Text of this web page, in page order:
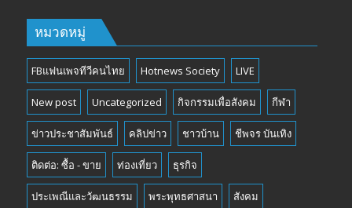
หมวดหมู่
FBแฟนเพจทีวีคนไทย Hotnews Society LIVE
New post Uncategorized กิจกรรมเพื่อสังคม กีฬา
ข่าวประชาสัมพันธ์ คลิปข่าว ชาวบ้าน ชีพจร บันเทิง
ติดต่อ: ซื้อ - ขาย ท่องเที่ยว ธุรกิจ
ประเพณีและวัฒนธรรม พระพุทธศาสนา สังคม